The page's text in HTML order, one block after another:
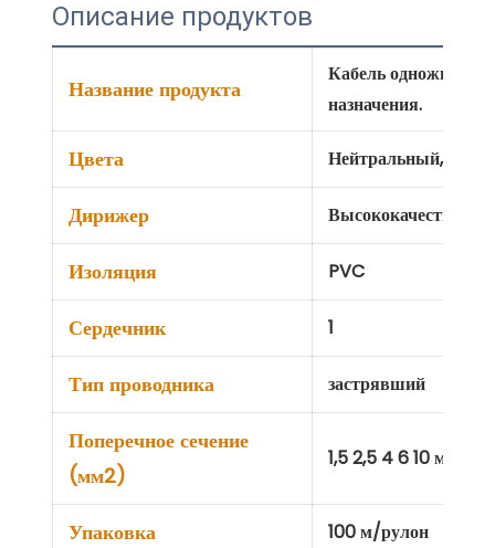
Описание продуктов
Название продукта
Кабель
назначения.
Цвета Нейтральный,
Дирижер
Изоляция PVC
Сердечник 1
Тип проводника застрявший
Поперечное сечение
(мм2)
1,5 2,5 4 6 10 мм
Упаковка 100 м/рулон